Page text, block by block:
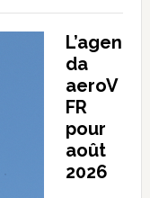
L’agen
da
aeroV
FR
pour
août
2026